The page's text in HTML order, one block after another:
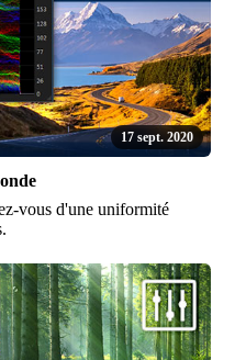
17 sept. 2020
vous d'une uniformité